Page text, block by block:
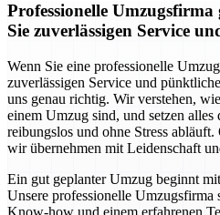
Professionelle
Sie zuverlässigen Service
Wenn Sie eine professionelle
zuverlässigen Service und
uns genau richtig. Wir verstehen,
einem Umzug sind, und setzen alles
reibungslos und ohne Stress
wir übernehmen mit Leidenschaft
Ein gut geplanter Umzug beginnt
Unsere professionelle Umzugsfirma